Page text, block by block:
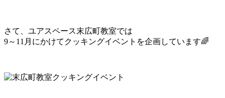
さて、ユアスペース末広町教室では
9～11月にかけてクッキングイベントを企画しています🌈